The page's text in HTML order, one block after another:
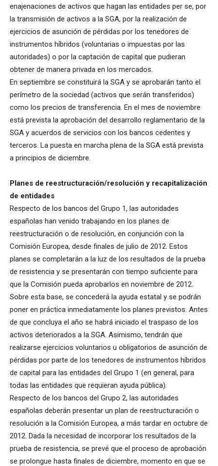
enajenaciones de activos que hagan las entidades per se, por
la transmisión de activos a la SGA, por la realización de
ejercicios de asunción de pérdidas por los tenedores de
instrumentos híbridos (voluntarias o impuestas por las
autoridades) o por la captación de capital que pudieran
obtener de manera privada en los mercados.
En septiembre se constituirá la SGA y se aprobarán tanto el
perímetro de la sociedad (activos que serán transferidos)
como los precios de transferencia. En el mes de noviembre
está prevista la aprobación del desarrollo reglamentario de la
SGA y acuerdos de servicios con los bancos cedentes y
terceros. La puesta en marcha plena de la SGA está prevista
a principios de diciembre.
Planes de reestructuración/resolución y recapitalización
de entidades
Respecto de los bancos del Grupo 1, las autoridades
españolas han venido trabajando en los planes de
reestructuración o de resolución, en conjunción con la
Comisión Europea, desde finales de julio de 2012. Estos
planes se completarán a la luz de los resultados de la prueba
de resistencia y se presentarán con tiempo suficiente para
que la Comisión pueda aprobarlos en noviembre de 2012.
Sobre esta base, se concederá la ayuda estatal y se podrán
poner en práctica inmediatamente los planes previstos. Antes
de que concluya el año se habrá iniciado el traspaso de los
activos deteriorados a la SGA. Asimismo, tendrán que
realizarse ejercicios voluntarios u obligatorios de asunción de
pérdidas por parte de los tenedores de instrumentos híbridos
de capital para las entidades del Grupo 1 (en general, para
todas las entidades que requieran ayuda pública).
Respecto de los bancos del Grupo 2, las autoridades
españolas deberán presentar un plan de reestructuración o
resolución a la Comisión Europea, a más tardar en octubre de
2012. Dada la necesidad de incorporar los resultados de la
prueba de resistencia, se prevé que el proceso de aprobación
se prolongue hasta finales de diciembre, momento en que se